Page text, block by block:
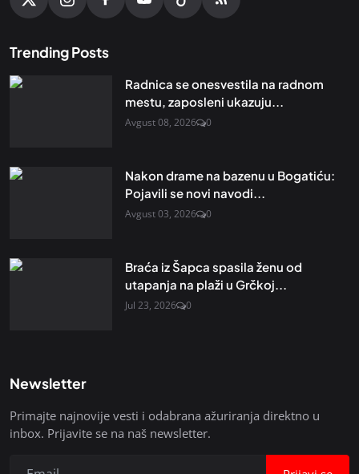
Trending Posts
Radnica se onesvestila na radnom
mestu, zaposleni ukazuju...
Avgust 08, 2026 0
Nakon drame na bazenu u Bogatiću:
Pojavili se novi navodi...
Avgust 03, 2026 0
Braća iz Šapca spasila ženu od
utapanja na plaži u Grčkoj...
Jul 23, 2026 0
Newsletter
Primajte najnovije vesti i odabrana ažuriranja direktno u
inbox. Prijavite se na naš newsletter.